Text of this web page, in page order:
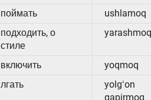
поймать
ushlamoq
подходить, о
стиле
yarashmoq
включить
yoqmoq
лгать
yolgʻon
gapirmoq